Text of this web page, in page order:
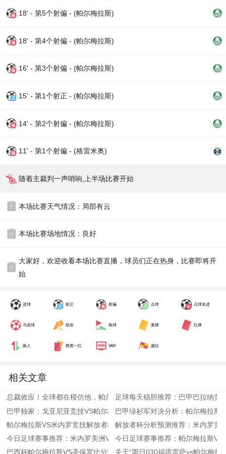
18' - 第5个射偏 - (帕尔梅拉斯)
18' - 第4个射偏 - (帕尔梅拉斯)
16' - 第3个射偏 - (帕尔梅拉斯)
15' - 第1个射正 - (帕尔梅拉斯)
14' - 第2个射偏 - (帕尔梅拉斯)
11' - 第1个射偏 - (格雷米奥)
随着主裁判一声哨响,上半场比赛开始
本场比赛天气情况：局部有云
本场比赛场地情况：良好
大家好，欢迎收看本场比赛直播，球员们正在热身，比赛即将开
始
进球 射正 射偏 点球 点球未进
乌龙球 助攻 角球 黄牌 红牌
换人 两黄一红 VAR 越位
相关文章
总裁效应！全球都在模仿他，帕尔梅拉斯女足也不例外。
足球每天稳胆推荐：巴甲巴拉纳竞
巴甲独家：戈亚尼亚竞技VS帕尔梅拉斯比分预测推荐，主队急需保级
巴甲绿衫军对决分析：帕尔梅拉斯
帕尔梅拉斯VS米内罗竞技解放者杯8强第二回合赛事分析推荐：追平
解放者杯分析预测推荐：米内罗竞
今日足球赛事推荐：米内罗美洲VS帕尔梅拉斯今日足球赛事推荐：帕尔梅拉斯VS
巴西杯帕尔梅拉斯VS圣保罗比分预测分析推荐关于“周日030福塔雷萨vs帕尔梅拉